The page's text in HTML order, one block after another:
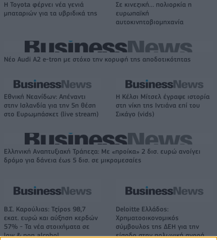
Η Toyota φέρνει νέα γενιά
μπαταριών για τα υβριδικά της
Σε κινεζική… πολιορκία η
ευρωπαϊκή
αυτοκινητοβιομηχανία
Νέο Audi A2 e-tron με στόχο την κορυφή της αποδοτικότητας
Εθνική Νεανίδων: Απέναντι
στην Ισλανδία για την 5η θέση
στο Ευρωμπάσκετ (live stream)
Η Κέλσι Μίτσελ έγραψε ιστορία
στη νίκη της Ιντιάνα επί του
Σικάγο (vids)
Ελληνική Αναπτυξιακή Τράπεζα: Με «προίκα» 2 δισ. ευρώ ανοίγει
δρόμο για δάνεια έως 5 δισ. σε μικρομεσαίες
Β.Σ. Καρούλιας: Τζίρος 98,7
εκατ. ευρώ και αύξηση κερδών
57% - Τα νέα στοιχήματα σε
low & non alcohol
Deloitte Ελλάδος:
Χρηματοοικονομικός
σύμβουλος της ΔΕΗ για την
είσοδο στην πολωνική αγορά